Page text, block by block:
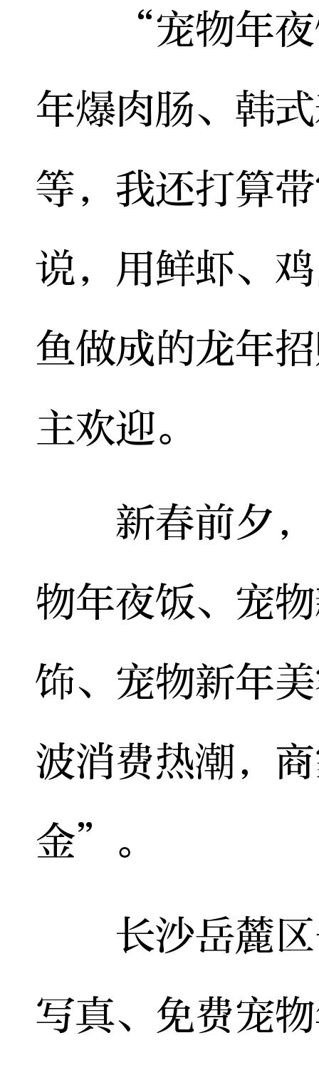
“宠物年夜
年爆肉肠、韩
等，我还打算
说，用鲜虾、
鱼做成的龙年
主欢迎。
新春前夕，
物年夜饭、宠
饰、宠物新年
波消费热潮，
金”。
长沙岳麓区
写真、免费宠